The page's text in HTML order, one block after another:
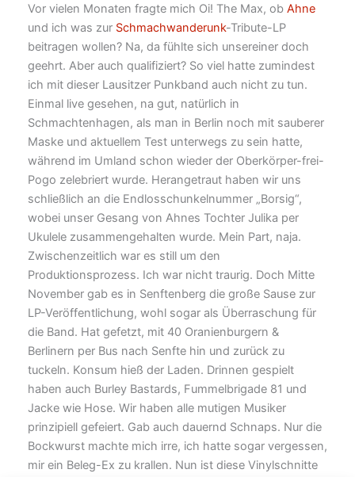
Vor vielen Monaten fragte mich Oi! The Max, ob Ahne
und ich was zur Schmachwanderunk-Tribute-LP
beitragen wollen? Na, da fühlte sich unsereiner doch
geehrt. Aber auch qualifiziert? So viel hatte zumindest
ich mit dieser Lausitzer Punkband auch nicht zu tun.
Einmal live gesehen, na gut, natürlich in
Schmachtenhagen, als man in Berlin noch mit sauberer
Maske und aktuellem Test unterwegs zu sein hatte,
während im Umland schon wieder der Oberkörper-frei-
Pogo zelebriert wurde. Herangetraut haben wir uns
schließlich an die Endlosschunkelnummer „Borsig“,
wobei unser Gesang von Ahnes Tochter Julika per
Ukulele zusammengehalten wurde. Mein Part, naja.
Zwischenzeitlich war es still um den
Produktionsprozess. Ich war nicht traurig. Doch Mitte
November gab es in Senftenberg die große Sause zur
LP-Veröffentlichung, wohl sogar als Überraschung für
die Band. Hat gefetzt, mit 40 Oranienburgern &
Berlinern per Bus nach Senfte hin und zurück zu
tuckeln. Konsum hieß der Laden. Drinnen gespielt
haben auch Burley Bastards, Fummelbrigade 81 und
Jacke wie Hose. Wir haben alle mutigen Musiker
prinzipiell gefeiert. Gab auch dauernd Schnaps. Nur die
Bockwurst machte mich irre, ich hatte sogar vergessen,
mir ein Beleg-Ex zu krallen. Nun ist diese Vinylschnitte